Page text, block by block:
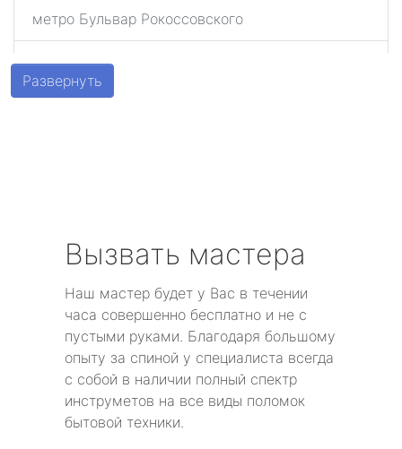
метро Бульвар Рокоссовского
метро Беговая
метро Волоколамская
метро Волгоградский проспект
метро Бабушкинская
метро Бульвар Дмитрия Донского
Развернуть
Вызвать мастера
Наш мастер будет у Вас в течении
часа совершенно бесплатно и не с
пустыми руками. Благодаря большому
опыту за спиной у специалиста всегда
с собой в наличии полный спектр
инструметов на все виды поломок
бытовой техники.